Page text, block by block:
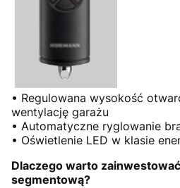
• Regulowana wysokość
wentylację garażu
• Automatyczne ryglowanie
• Oświetlenie LED w klasie
Dlaczego warto
segmentową?